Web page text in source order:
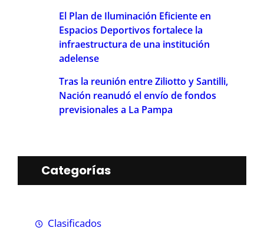
El Plan de Iluminación Eficiente en
Espacios Deportivos fortalece la
infraestructura de una institución
adelense
Tras la reunión entre Ziliotto y Santilli,
Nación reanudó el envío de fondos
previsionales a La Pampa
Categorías
Clasificados